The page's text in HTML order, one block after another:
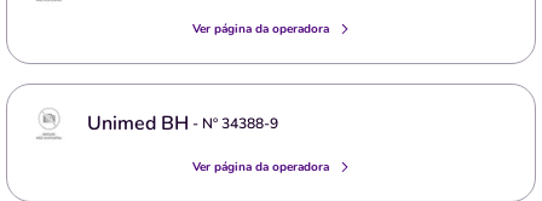
Ver página da operadora
Unimed BH - Nº34388-9
Ver página da operadora